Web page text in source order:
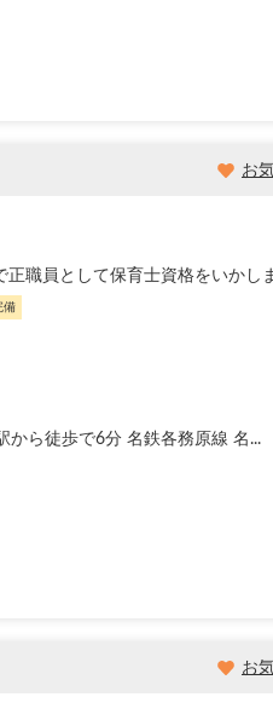
お
職員として保育士資格をいかし
備
から徒歩で6分 名鉄各務原線 名...
お